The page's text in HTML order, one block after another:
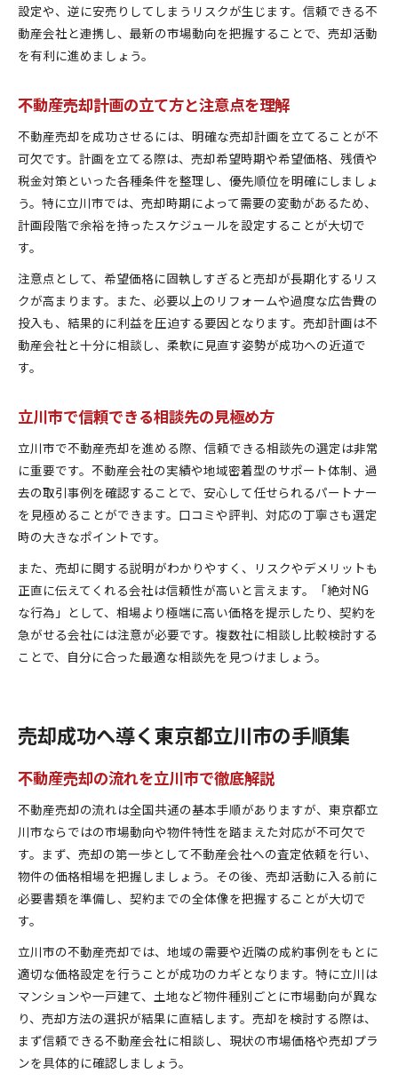
設定や、逆に安売りしてしまうリスクが生じます。信頼できる不
動産会社と連携し、最新の市場動向を把握することで、売却活動
を有利に進めましょう。
不動産売却計画の立て方と注意点を理解
不動産売却を成功させるには、明確な売却計画を立てることが不
可欠です。計画を立てる際は、売却希望時期や希望価格、残債や
税金対策といった各種条件を整理し、優先順位を明確にしましょ
う。特に立川市では、売却時期によって需要の変動があるため、
計画段階で余裕を持ったスケジュールを設定することが大切で
す。
注意点として、希望価格に固執しすぎると売却が長期化するリス
クが高まります。また、必要以上のリフォームや過度な広告費の
投入も、結果的に利益を圧迫する要因となります。売却計画は不
動産会社と十分に相談し、柔軟に見直す姿勢が成功への近道で
す。
立川市で信頼できる相談先の見極め方
立川市で不動産売却を進める際、信頼できる相談先の選定は非常
に重要です。不動産会社の実績や地域密着型のサポート体制、過
去の取引事例を確認することで、安心して任せられるパートナー
を見極めることができます。口コミや評判、対応の丁寧さも選定
時の大きなポイントです。
また、売却に関する説明がわかりやすく、リスクやデメリットも
正直に伝えてくれる会社は信頼性が高いと言えます。「絶対NG
な行為」として、相場より極端に高い価格を提示したり、契約を
急がせる会社には注意が必要です。複数社に相談し比較検討する
ことで、自分に合った最適な相談先を見つけましょう。
売却成功へ導く東京都立川市の手順集
不動産売却の流れを立川市で徹底解説
不動産売却の流れは全国共通の基本手順がありますが、東京都立
川市ならではの市場動向や物件特性を踏まえた対応が不可欠で
す。まず、売却の第一歩として不動産会社への査定依頼を行い、
物件の価格相場を把握しましょう。その後、売却活動に入る前に
必要書類を準備し、契約までの全体像を把握することが大切で
す。
立川市の不動産売却では、地域の需要や近隣の成約事例をもとに
適切な価格設定を行うことが成功のカギとなります。特に立川は
マンションや一戸建て、土地など物件種別ごとに市場動向が異な
り、売却方法の選択が結果に直結します。売却を検討する際は、
まず信頼できる不動産会社に相談し、現状の市場価格や売却プラ
ンを具体的に確認しましょう。